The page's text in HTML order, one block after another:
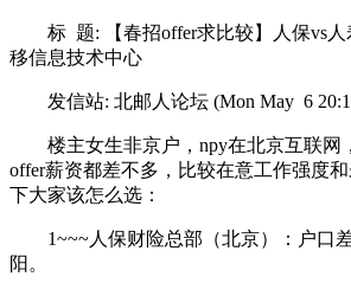
标 题: 【春招offer求比较】人保vs人
移信息技术中心
发信站: 北邮人论坛 (Mon May 6
楼主女生非京户，npy在北京互联网
offer薪资都差不多，比较在意工作强度
下大家该怎么选：
1~~~人保财险总部（北京）：户口
阳。